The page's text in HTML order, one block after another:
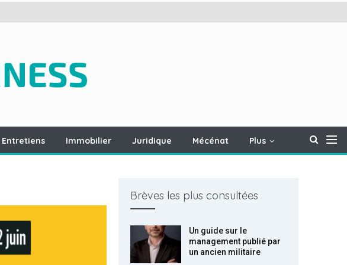
Entretiens Immobilier Juridique Mécénat Plus
Brèves les plus consultées
Un guide sur le
management publié par
un ancien militaire